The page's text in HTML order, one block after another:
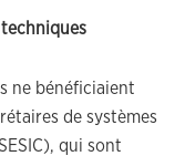
ne bénéficiaient
de systèmes
qui sont